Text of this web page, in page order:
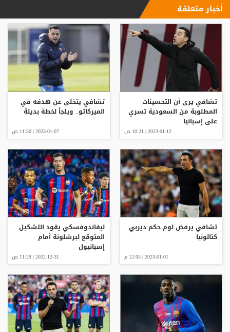
أخبار متعلقة
تشافي يرى أن التحسينات
المطلوبة من السعودية تسري
على إسبانيا
2023-01-12 | 10:21 ص
تشافي يتخلى عن هدفه في
الميركاتو.. ويلجأ لخطة بديلة
2023-01-07 | 11:50 ص
تشافي يرفض لوم حكم ديربي
كتالونيا
2023-01-01 | 12:05 م
ليفاندوفسكي يقود التشكيل
المتوقع لبرشلونة أمام
إسبانيول
2022-12-31 | 11:29 ص